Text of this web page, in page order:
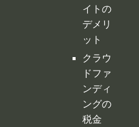
ングの
税金
購入型
クラウ
ドファ
ンディ
ング
寄付型